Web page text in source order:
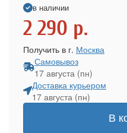
в наличии
2 290 р.
Получить в г. Москва
Самовывоз
17 августа (пн)
Доставка курьером
17 августа (пн)
В